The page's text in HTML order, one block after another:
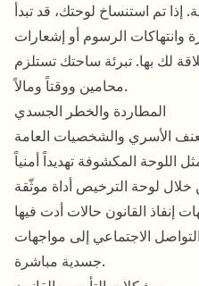
تم استنساخ لوحتك، قد تبدأ
وانتهاكات الرسوم أو إشعارات
لك بها. تبرئة ساحتك تستلزم
محامين ووقتاً ومالاً.
المطاردة والخطر الجسدي
الأسري والشخصيات العامة
اللوحة المكشوفة تهديداً أمنياً
لوحة الترخيص أداة موثّقة
إنفاذ القانون حالات أدت فيها
الاجتماعي إلى مواجهات
جسدية مباشرة.